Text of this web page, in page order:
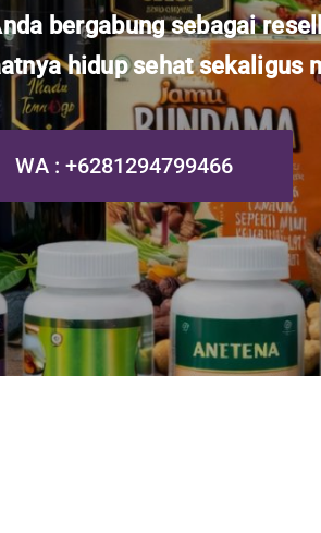
bergabung sebagai
hidup sehat sekaligus
WA : +6281294799466